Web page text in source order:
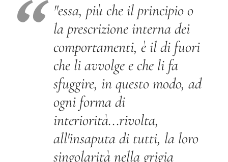
"essa, più che il principio o
la prescrizione interna dei
comportamenti, è il di fuori
che li avvolge e che li fa
sfuggire, in questo modo, ad
ogni forma di
interiorità...rivolta,
all'insaputa di tutti, la loro
singolarità nella grigia